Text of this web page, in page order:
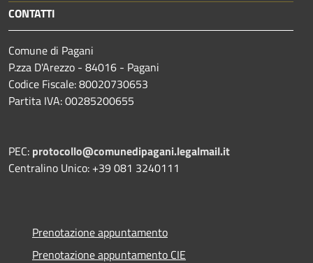
CONTATTI
Comune di Pagani
P.zza D'Arezzo - 84016 - Pagani
Codice Fiscale: 80020730653
Partita IVA: 00285200655
PEC: protocollo@comunedipagani.legalmail.it
Centralino Unico: +39 081 3240111
Prenotazione appuntamento
Prenotazione appuntamento CIE